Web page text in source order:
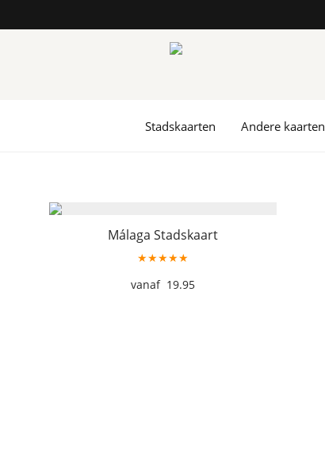
Stadskaarten Andere kaarten
Málaga Stadskaart
★★★★★
19.95